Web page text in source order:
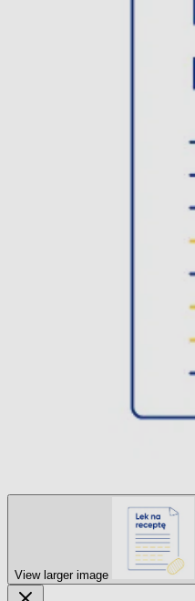
View larger image